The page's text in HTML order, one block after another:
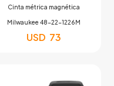
Cinta métrica magnética
Milwaukee 48-22-1226M
USD 73